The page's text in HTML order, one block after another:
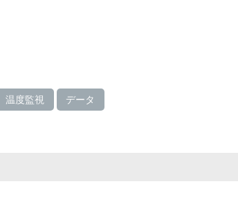
温度監視 データ